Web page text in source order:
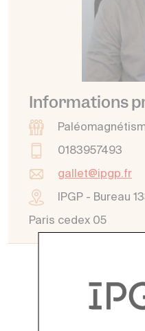
Informations
0183957493
gallet@ipgp.fr
IPGP - Bureau
Paris cedex 05
Voir tout